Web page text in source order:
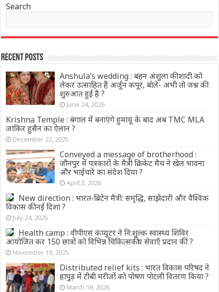
Search
Recent Posts
Anshula’s wedding : बहन अंशुला की शादी को
लेकर उत्साहित हैं अर्जुन कपूर, बोले- अभी तो जश्न की
शुरुआत हुई है ?
June 24, 2026
Krishna Temple : बंगाल में बनाएंगे हुमायूं के बाद अब TMC MLA
जाकिर हुसैन का ऐलान ?
December 22, 2025
Conveyed a message of brotherhood :
जौनपुर में पत्रकारों के मैत्री क्रिकेट मैच ने खेल भावना
और भाईचारे का संदेश दिया ?
April 3, 2026
New direction : भारत-ब्रिटेन मैत्री: समृद्धि, साझेदारी और वैश्विक
विकास की नई दिशा ?
July 24, 2025
Health camp : वीपीएस कंप्यूटर ने नि:शुल्क स्वास्थ्य शिविर
आयोजित कर 150 छात्रों को विभिन्न चिकित्सकीय सेवाएँ प्रदान कीं ?
November 19, 2025
Distributed relief kits : भारत विकास परिषद ने
हापुड़ में टीबी मरीजों को पोषण पोटली वितरण किया ?
March 18, 2026